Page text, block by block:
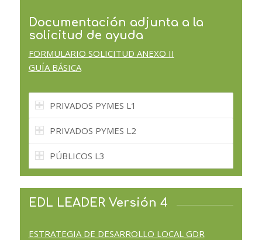
Documentación adjunta a la
solicitud de ayuda
FORMULARIO SOLICITUD ANEXO II
GUÍA BÁSICA
PRIVADOS PYMES L1
PRIVADOS PYMES L2
PÚBLICOS L3
EDL LEADER Versión 4
ESTRATEGIA DE DESARROLLO LOCAL GDR